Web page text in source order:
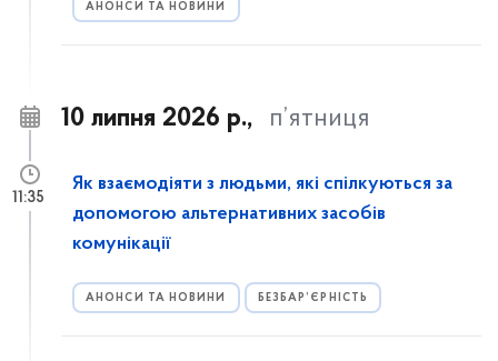
АНОНСИ ТА НОВИНИ
10 липня 2026 р., п’ятниця
Як взаємодіяти з людьми, які спілкуються за
допомогою альтернативних засобів
комунікації
АНОНСИ ТА НОВИНИ БЕЗБАР’ЄРНІСТЬ
11:35